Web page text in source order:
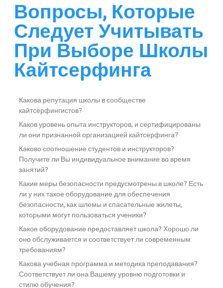
Вопросы, Которые
Следует Учитывать
При Выборе Школы
Кайтсерфинга
Какова репутация школы в сообществе
кайтсерфингистов?
Каков уровень опыта инструкторов, и сертифицированы
ли они признанной организацией кайтсерфинга?
Каково соотношение студентов и инструкторов?
Получите ли Вы индивидуальное внимание во время
занятий?
Какие меры безопасности предусмотрены в школе? Есть
ли у них такое оборудование для обеспечения
безопасности, как шлемы и спасательные жилеты,
которыми могут пользоваться ученики?
Какое оборудование предоставляет школа? Хорошо ли
оно обслуживается и соответствует ли современным
требованиям?
Какова учебная программа и методика преподавания?
Соответствует ли она Вашему уровню подготовки и
стилю обучения?